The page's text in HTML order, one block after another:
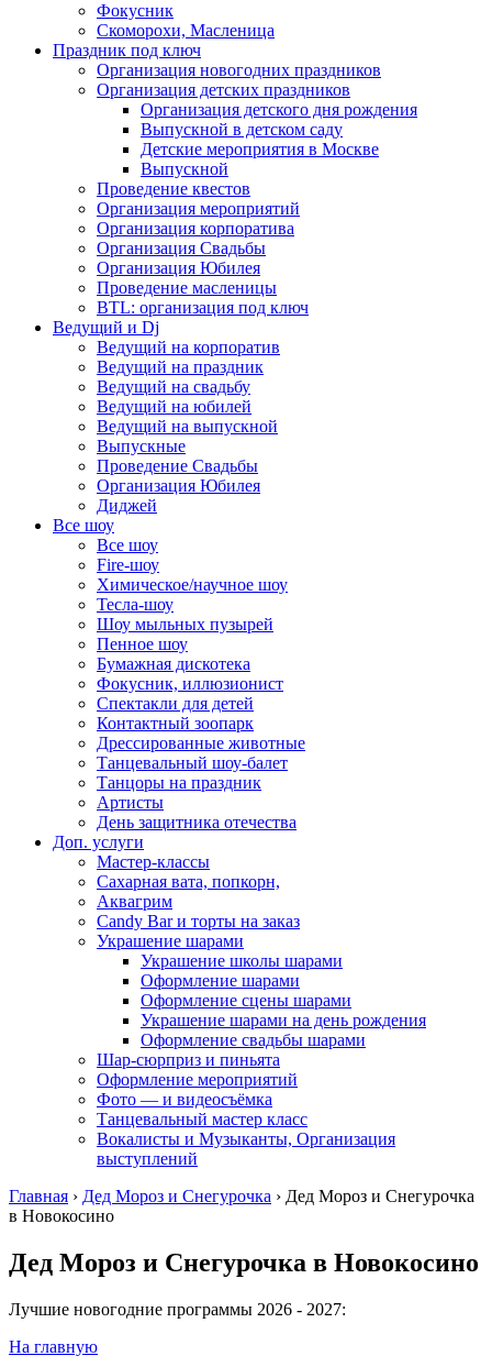
Фокусник
Скоморохи, Масленица
Праздник под ключ
Организация новогодних праздников
Организация детских праздников
Организация детского дня рождения
Выпускной в детском саду
Детские мероприятия в Москве
Выпускной
Проведение квестов
Организация мероприятий
Организация корпоратива
Организация Свадьбы
Организация Юбилея
Проведение масленицы
BTL: организация под ключ
Ведущий и Dj
Ведущий на корпоратив
Ведущий на праздник
Ведущий на свадьбу
Ведущий на юбилей
Ведущий на выпускной
Выпускные
Проведение Свадьбы
Организация Юбилея
Диджей
Все шоу
Все шоу
Fire-шоу
Химическое/научное шоу
Тесла-шоу
Шоу мыльных пузырей
Пенное шоу
Бумажная дискотека
Фокусник, иллюзионист
Спектакли для детей
Контактный зоопарк
Дрессированные животные
Танцевальный шоу-балет
Танцоры на праздник
Артисты
День защитника отечества
Доп. услуги
Мастер-классы
Сахарная вата, попкорн,
Аквагрим
Candy Bar и торты на заказ
Украшение шарами
Украшение школы шарами
Оформление шарами
Оформление сцены шарами
Украшение шарами на день рождения
Оформление свадьбы шарами
Шар-сюрприз и пиньята
Оформление мероприятий
Фото — и видеосъёмка
Танцевальный мастер класс
Вокалисты и Музыканты, Организация
выступлений
Главная › Дед Мороз и Снегурочка › Дед Мороз и Снегурочка
в Новокосино
Дед Мороз и Снегурочка в Новокосино
Лучшие новогодние программы 2026 - 2027:
На главную